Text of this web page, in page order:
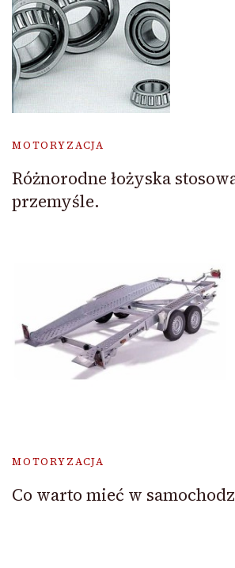
MOTORYZACJA
Różnorodne łożyska
przemyśle.
MOTORYZACJA
Co warto mieć w